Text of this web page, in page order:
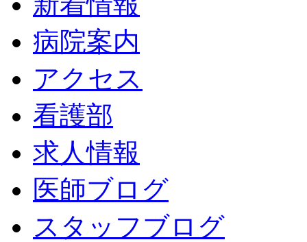
病院案内
アクセス
看護部
求人情報
医師ブログ
スタッフブログ